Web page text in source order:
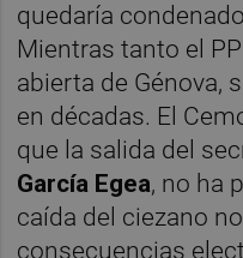
quedaría
Mientras tanto el
abierta de Génova,
en décadas. El
que la salida del
García Egea, no ha
caída del ciezano
consecuencias